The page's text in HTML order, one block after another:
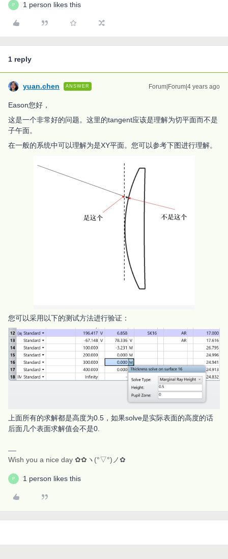
P 1 person likes this
1 reply
yuan.chen ANSWER Forum|Forum|4 years ago
Eason您好，
这是一个非常好的问题。这里的tangent应该是理解为切平面而不是
子午面。
在一般的系统中可以理解为是XY平面。您可以参考下图进行理解。
您可以采用以下的测试方法进行验证：
上面所有的求解都是高度为0.5，如果solve是实际表面的高度的话
后面几个表面求解值会不是0.
Wish you a nice day ✿✿ヽ(°▽°)ノ✿
P 1 person likes this